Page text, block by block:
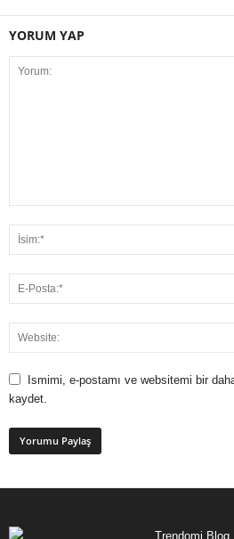
YORUM YAP
Ismimi, e-postamı ve websitemi bir
kaydet.